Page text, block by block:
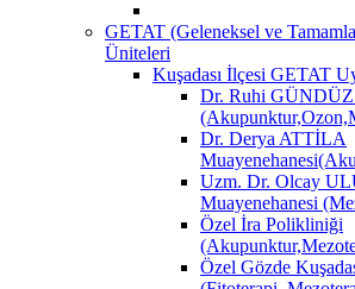
GETAT (Geleneksel ve
Üniteleri
Kuşadası İlçesi GETAT
Dr. Ruhi GÜNDÜZ
Dr. Derya ATTİLA
Uzm. Dr. Olcay
Muayenehanesi
Özel İra Polikliniği
Özel Gözde